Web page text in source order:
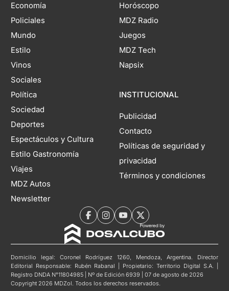
Economía
Policiales
Mundo
Estilo
Vinos
Sociales
Política
Sociedad
Deportes
Espectáculos y Cultura
Estilo Gastronomía
Viajes
MDZ Autos
Newsletter
Horóscopo
MDZ Radio
Juegos
MDZ Tech
Napsix
INSTITUCIONAL
Publicidad
Contacto
Políticas de seguridad y
privacidad
Términos y condiciones
Domicilio legal: Coronel Rodríguez 1260, Mendoza, Argentina. Director
Editorial Responsable: Rubén Rabanal | Propietario: Territorio Digital S.A. |
Registro DNDA N°11804985 | Nº de Edición 6939 | 07 de agosto de 2026
Copyright 2026 MDZol. Todos los derechos reservados.